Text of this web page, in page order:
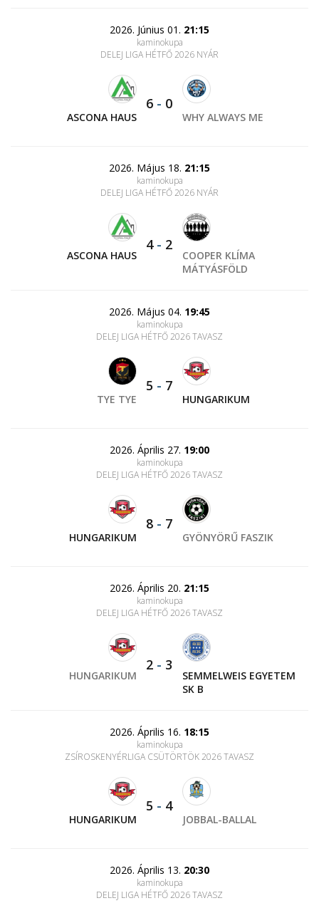
2026. Június 01. 21:15
kaminokupa
DELEJ LIGA HÉTFŐ 2026 NYÁR
ASCONA HAUS
6 - 0
WHY ALWAYS ME
2026. Május 18. 21:15
kaminokupa
DELEJ LIGA HÉTFŐ 2026 NYÁR
ASCONA HAUS
4- 2
COOPER KLÍMA
MÁTYÁSFÖLD
2026. Május 04. 19:45
kaminokupa
DELEJ LIGA HÉTFŐ 2026 TAVASZ
TYE TYE
5 - 7
HUNGARIKUM
2026. Április 27. 19:00
kaminokupa
DELEJ LIGA HÉTFŐ 2026 TAVASZ
HUNGARIKUM
8 - 7
GYÖNYÖRŰ FASZIK
2026. Április 20. 21:15
kaminokupa
DELEJ LIGA HÉTFŐ 2026 TAVASZ
HUNGARIKUM
2 - 3
SEMMELWEIS EGYETEM
SK B
2026. Április 16. 18:15
kaminokupa
ZSÍROSKENYÉRLIGA CSÜTÖRTÖK 2026 TAVASZ
HUNGARIKUM
5 - 4
JOBBAL-BALLAL
2026. Április 13. 20:30
kaminokupa
DELEJ LIGA HÉTFŐ 2026 TAVASZ